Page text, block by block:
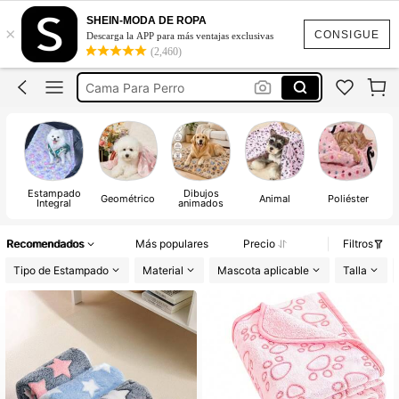
CONSIGUE
×
SHEIN-MODA DE ROPA
Descarga la APP para más ventajas exclusivas
(2,460)
Cobija Para Perro
Mascotas
Cama Para Perro
Perros
Cobija Para Perro
Estampado
Integral Geométrico Dibujos
animados Animal Poliéster
Recomendados Más populares Precio
Filtros
Tipo de Estampado
Material Mascota aplicable Talla